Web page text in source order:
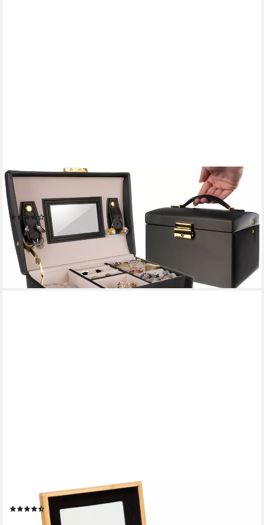
BEAUTYLUSHH
Schmuckkasten Schmuckbox Schmuckschatulle Schmuckkasette
Etui (1 St., inkl. Spiegel), 2 Schubfächer
(1)
23,90 € 28,90 €
-17%
lieferbar - in 6-8 Werktagen bei dir
Aufbewahrungsbox
(3)
ab 16,83 €